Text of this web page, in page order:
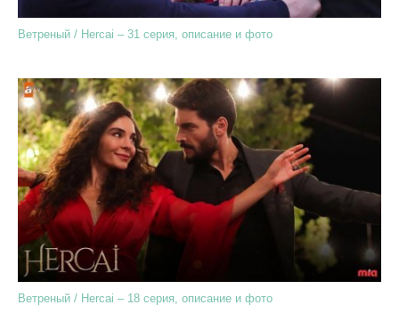
Ветреный / Hercai – 31 серия, описание и фото
Ветреный / Hercai – 18 серия, описание и фото